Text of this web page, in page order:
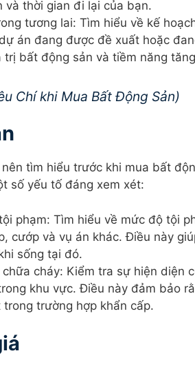
và thời gian đi lại của bạn.
tương lai: Tìm hiểu về kế
án đang được đề xuất hoặc
bất động sản và tiềm năng
Chí khi Mua Bất Động Sản)
tìm hiểu trước khi mua bất
số yếu tố đáng xem xét:
phạm: Tìm hiểu về mức độ tội
cướp và vụ án khác. Điều này
sống tại đó.
cháy: Kiểm tra sự hiện diện
khu vực. Điều này đảm bảo
trường hợp khẩn cấp.